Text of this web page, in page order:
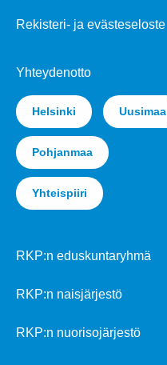
Rekisteri- ja evästeseloste
Yhteydenotto
Helsinki Uusimaa
Pohjanmaa
Yhteispiiri
RKP:n eduskuntaryhmä
RKP:n naisjärjestö
RKP:n nuorisojärjestö